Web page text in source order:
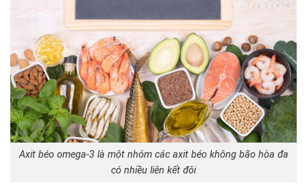
Axit béo omega-3 là một nhóm các axit béo không bão hòa đa
có nhiều liên kết đôi